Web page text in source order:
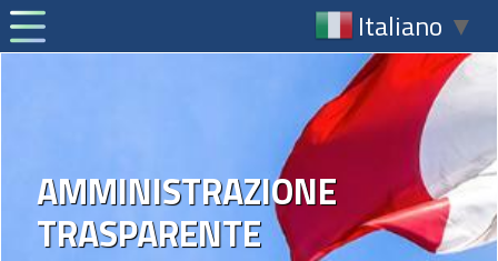
Italiano ▼
AMMINISTRAZIONE
TRASPARENTE